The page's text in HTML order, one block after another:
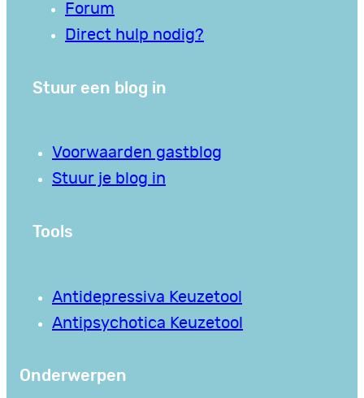
Forum
Direct hulp nodig?
Stuur een blog in
Voorwaarden gastblog
Stuur je blog in
Tools
Antidepressiva Keuzetool
Antipsychotica Keuzetool
Onderwerpen